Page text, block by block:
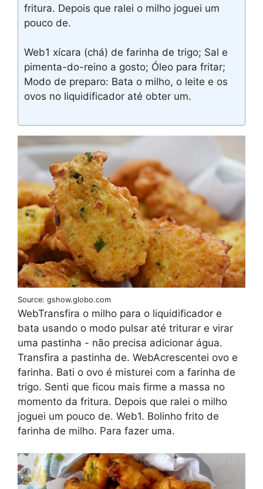
fritura. Depois que ralei o milho joguei um
pouco de.
Web1 xícara (chá) de farinha de trigo; Sal e
pimenta-do-reino a gosto; Óleo para fritar;
Modo de preparo: Bata o milho, o leite e os
ovos no liquidificador até obter um.
Source: gshow.globo.com
WebTransfira o milho para o liquidificador e
bata usando o modo pulsar até triturar e virar
uma pastinha - não precisa adicionar água.
Transfira a pastinha de. WebAcrescentei ovo e
farinha. Bati o ovo é misturei com a farinha de
trigo. Senti que ficou mais firme a massa no
momento da fritura. Depois que ralei o milho
joguei um pouco de. Web1. Bolinho frito de
farinha de milho. Para fazer uma.